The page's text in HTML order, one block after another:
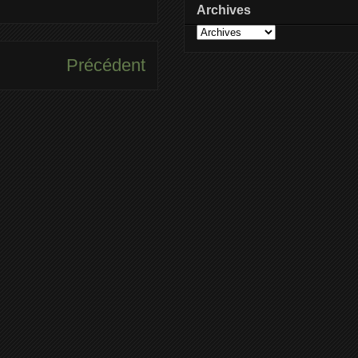
Précédent
Archives